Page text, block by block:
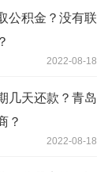
公积金？没有联
2022-08-18
几天还款？青岛
？
2022-08-18